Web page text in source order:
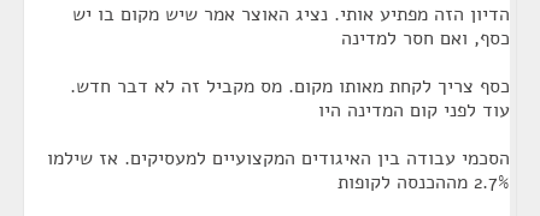
הדיון הזה מפתיע אותי. נציג האוצר אמר שיש מקום בו יש
כסף, ואם חסר למדינה
כסף צריך לקחת מאותו מקום. מס מקביל זה לא דבר חדש.
עוד לפני קום המדינה היו
הסכמי עבודה בין האיגודים המקצועיים למעסיקים. אז שילמו
2.7% מההכנסה לקופות